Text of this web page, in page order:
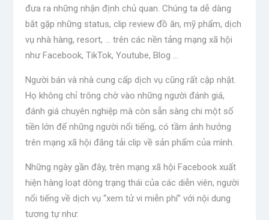
đưa ra những nhận định chủ quan. Chúng ta dễ dàng
bắt gặp những status, clip review đồ ăn, mỹ phẩm, dịch
vụ nhà hàng, resort, … trên các nền tảng mạng xã hội
như Facebook, TikTok, Youtube, Blog …
Người bán và nhà cung cấp dịch vụ cũng rất cập nhật.
Họ không chỉ trông chờ vào những người đánh giá,
đánh giá chuyên nghiệp mà còn sẵn sàng chi một số
tiền lớn để những người nổi tiếng, có tầm ảnh hưởng
trên mạng xã hội đăng tải clip về sản phẩm của mình.
Những ngày gần đây, trên mạng xã hội Facebook xuất
hiện hàng loạt dòng trạng thái của các diễn viên, người
nổi tiếng về dịch vụ “xem tử vi miễn phí” với nội dung
tương tự như: